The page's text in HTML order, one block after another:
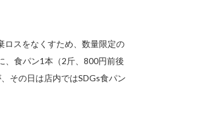
ロスをなくすため、数量限定の
、食パン1本（2斤、800円前後
その日は店内ではSDGs食パン